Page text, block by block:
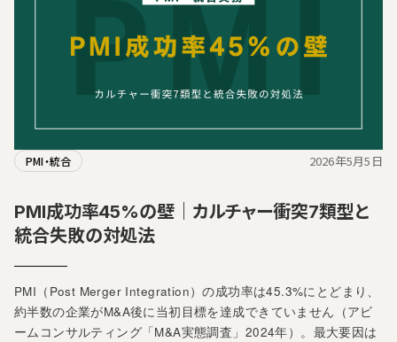
PMI・統合 2026年5月5日
PMI成功率45%の壁｜カルチャー衝突7類型と
統合失敗の対処法
PMI（Post Merger Integration）の成功率は45.3%にとどまり、
約半数の企業がM&A後に当初目標を達成できていません（アビ
ームコンサルティング「M&A実態調査」2024年）。最大要因は